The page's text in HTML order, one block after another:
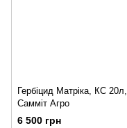
Гербіцид Матріка, КС 20л,
Самміт Агро
6 500 грн